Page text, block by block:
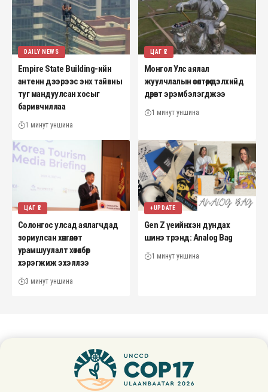
DAILY NEWS
Empire State Building-ийн
антенн дээрээс энх тайвны
туг мандуулсан хосыг
баривчиллаа
1 минут уншина
ЦАГ ҮЕ
Монгол Улс аялал
жуулчлалын өсөлтөөрөө дэлхийд
дөрөвт эрэмбэлэгджээ
1 минут уншина
ЦАГ ҮЕ
Солонгос улсад аялагчдад
зориулсан хөнгөлөлт
урамшуулалт хөтөлбөр
хэрэгжиж эхэллээ
3 минут уншина
+UPDATE
Gen Z үеийнхэн дундах
шинэ трэнд: Analog Bag
1 минут уншина